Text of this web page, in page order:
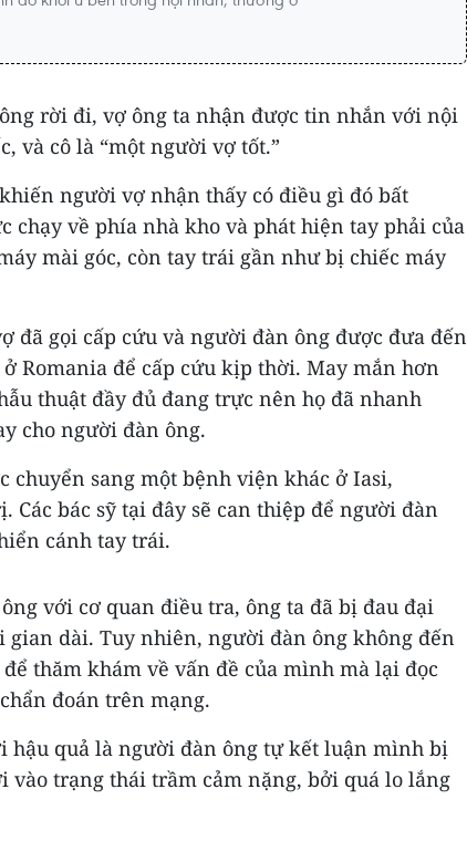
rời đi, vợ ông ta nhận được tin nhắn với nội
và cô là “một người vợ tốt.”
người vợ nhận thấy có điều gì đó bất
chạy về phía nhà kho và phát hiện tay phải của
mài góc, còn tay trái gần như bị chiếc máy
đã gọi cấp cứu và người đàn ông được đưa đến
Romania để cấp cứu kịp thời. May mắn hơn
thuật đầy đủ đang trực nên họ đã nhanh
cho người đàn ông.
chuyển sang một bệnh viện khác ở Iasi,
Các bác sỹ tại đây sẽ can thiệp để người đàn
cánh tay trái.
với cơ quan điều tra, ông ta đã bị đau đại
dài. Tuy nhiên, người đàn ông không đến
thăm khám về vấn đề của mình mà lại đọc
đoán trên mạng.
hậu quả là người đàn ông tự kết luận mình bị
vào trạng thái trầm cảm nặng, bởi quá lo lắng